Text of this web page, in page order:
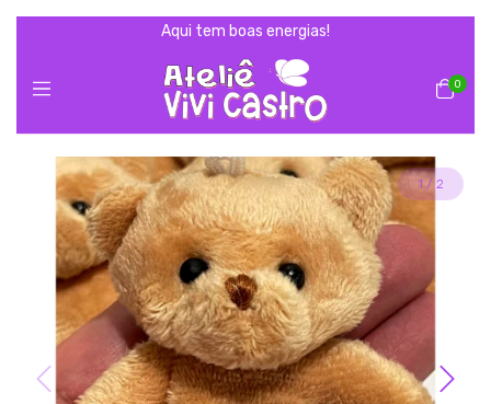
Aqui tem boas energias!
0
1 / 2